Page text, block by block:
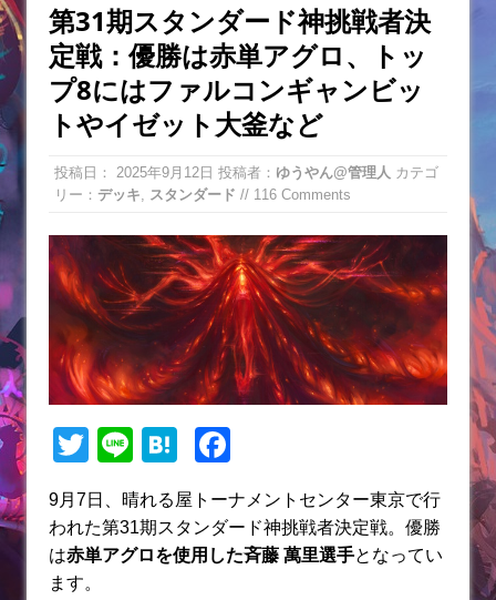
第31期スタンダード神挑戦者決
定戦：優勝は赤単アグロ、トッ
プ8にはファルコンギャンビッ
トやイゼット大釜など
投稿日： 2025年9月12日 投稿者： ゆうやん@管理人 カテゴ
リー： デッキ スタンダード // 116 Comments
T
itt
er
Li
n
e
H
e
n
c
e
9月7日、晴れる屋トーナメントセンター東京で行
われた第31期スタンダード神挑戦者決定戦。優勝
は赤単アグロを使用した斉藤 萬里選手となってい
ます。